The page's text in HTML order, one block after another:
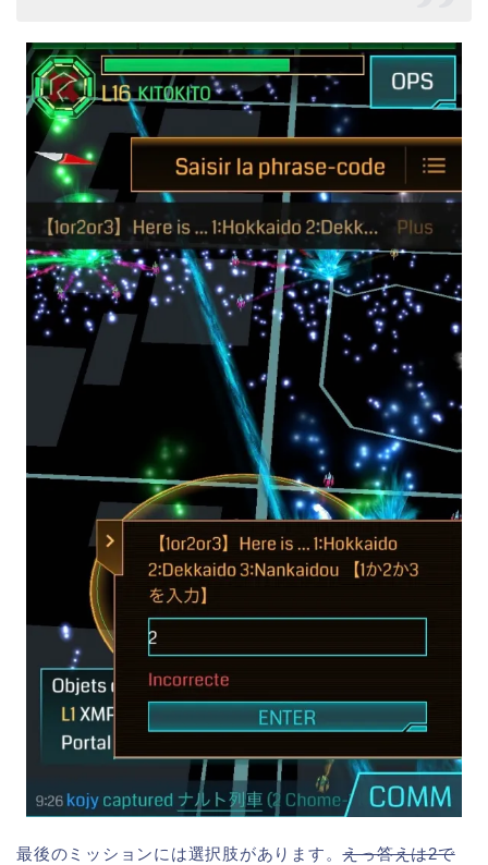
最後のミッションには選択肢があります。えっ答えは2で